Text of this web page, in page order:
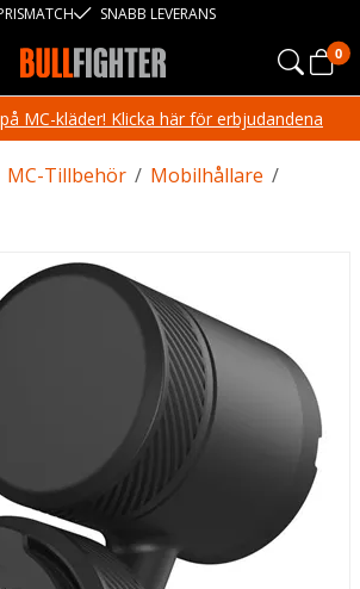
SNABB LEVERANS
0
MC-kläder! Klicka här för erbjudandena
/
MC-Tillbehör /
Mobilhållare